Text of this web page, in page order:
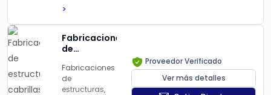
oficialmente y
modelamos
virtualmente
en BIM para
que puedas
ver como se
verá y operará
tu edificio
>
Fabricaciones
de
cabrillas,
refuerzos, y
cualquier
Fabricaciones
de
estructuras,
Proveedor Verificado
Ver más detalles